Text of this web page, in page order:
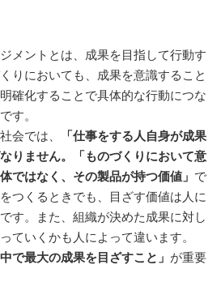
メントとは、成果を目指して行動す
りにおいても、成果を意識すること
確化することで具体的な行動につな
す。
会では、
「仕事をする人自身が成果
りません。「ものづくりにおいて意
ではなく、その製品が持つ価値」 で
つくるときでも、目ざす価値は人に
す。また、組織が決めた成果に対し
ていくかも人によって違います。
で最大の成果を目ざすこと」 が重要